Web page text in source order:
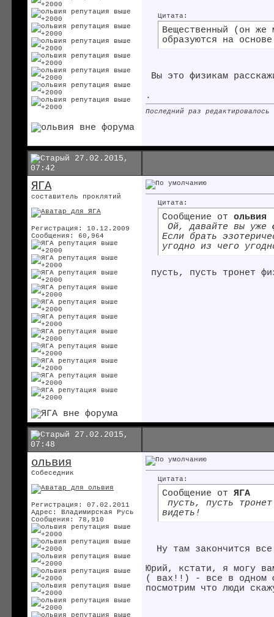
Цитата:
Вещественный (он же
образуются на
Вы это физикам
.
Последний раз
27.02.2015,
07:42
ЯГА
составитель проклятий
Регистрация: 10.12.2009
Сообщения: 60,964
Цитата:
Сообщение от ольвия
Ой, давайте вы уже
Если брать
угодно из чего
пусть, пусть тронет
27.02.2015,
07:48
ольвия
Собеседник
Регистрация: 07.02.2011
Адрес: Владимирская Русь
Сообщения: 78,910
Цитата:
Сообщение от ЯГА
пусть, пусть
видеть!
Ну там закончится
Юрий, кстати, я могу
( вах!!) - все в одном
посмотрим что люди